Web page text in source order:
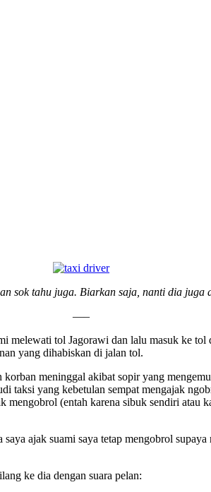
sok tahu juga. Biarkan saja, nanti dia
—–
melewati tol Jagorawi dan lalu masuk ke
yang dihabiskan di jalan tol.
meninggal akibat sopir yang
taksi yang kebetulan sempat mengajak
(entah karena sibuk sendiri atau
ajak suami saya tetap mengobrol
ke dia dengan suara pelan: